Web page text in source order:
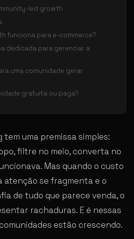
led growth
funciona para e-commerce?
dedicada para gerenciar a
uma comunidade gerar
gratuita ou paga?
tem uma premissa simples:
filtre no meio, converta no
Mas quando o custo
atenção se fragmenta e o
de tudo que parece venda, o
rachaduras. E é nessas
estão crescendo.